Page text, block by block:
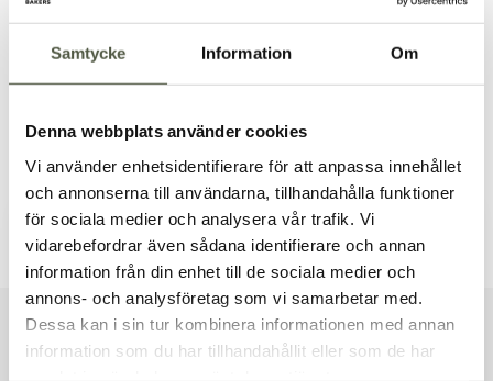
Samtycke Information Om
Denna webbplats använder cookies
Vi använder enhetsidentifierare för att anpassa innehållet
och annonserna till användarna, tillhandahålla funktioner
för sociala medier och analysera vår trafik. Vi
vidarebefordrar även sådana identifierare och annan
information från din enhet till de sociala medier och
annons- och analysföretag som vi samarbetar med.
Dessa kan i sin tur kombinera informationen med annan
information som du har tillhandahållit eller som de har
Säkra betalningar
Produktbeskrivning
Dokument & produktblad
Liknande produkter
Välkommen till Bakers!
Handlar du som företag eller privatperson?
Fortsätt som privatperson